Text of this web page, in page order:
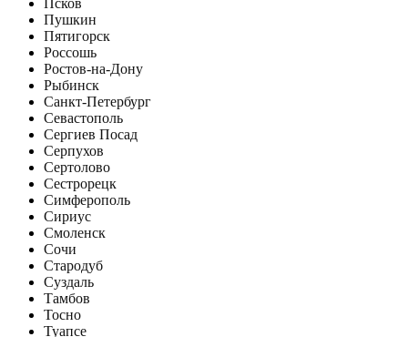
Псков
Пушкин
Пятигорск
Россошь
Ростов-на-Дону
Рыбинск
Санкт-Петербург
Севастополь
Сергиев Посад
Серпухов
Сертолово
Сестрорецк
Симферополь
Сириус
Смоленск
Сочи
Стародуб
Суздаль
Тамбов
Тосно
Туапсе